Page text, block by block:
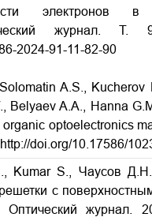
электронов в
2024-91-11-82-90
A.S., Kucherov
Belyaev A.A., Hanna
optoelectronics
doi.org/10.17586/
Kumar S., Чаусов
с
// Оптический